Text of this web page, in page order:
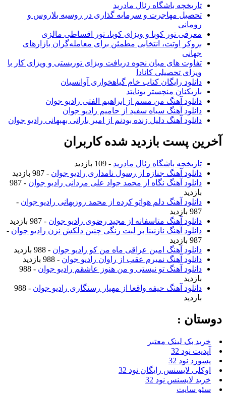
تاریخچه باشگاه رئال مادرید
تحصیل مهاجرت و سرمایه گذاری در روسیه بلاروس و
رومانی
معرفی تور کوبا و ویزای کوبا، تور اقساطی مالزی
بروکر اوتت، انتخابی مطمئن برای معامله‌گران بازارهای
جهانی
تفاوت های میان نحوه دریافت ویزای توریستی و ویزای کار با
ویزای تحصیلی کانادا
دانلود رایگان کتاب خام گیاهخواری آوانسیان
بازیکنان منچستر یونایتد
دانلود آهنگ من مسم از ابراهیم الفتی رادیو جوان
دانلود آهنگ سیاه سفید از حامیم رادیو جوان
دانلود آهنگ دلیل زنده بودنم از امیر بارانی بهبهانی رادیو جوان
آخرین پست بازدید شده کاربران
تاریخچه باشگاه رئال مادرید - 109 بازدید
دانلود آهنگ جنازه از رسول نامداری رادیو جوان - 987 بازدید
دانلود آهنگ نگاه از محمد جواد علی مردانی رادیو جوان
- 987
بازدید
دانلود آهنگ دلم هواتو کرده از محمد روزبهانی رادیو جوان -
987 بازدید
دانلود آهنگ متاسفانه از مجید رضوی رادیو جوان - 987 بازدید
دانلود آهنگ نازنینا بر لبت رنگی چنین دلکش نزن رادیو جوان -
987 بازدید
دانلود آهنگ امین عراقی ماه من کو رادیو جوان - 988 بازدید
دانلود آهنگ نمیرم عقب از راوان رادیو جوان - 988 بازدید
دانلود آهنگ تو نیستی و من هنوز عاشقم رادیو جوان
- 988
بازدید
دانلود آهنگ حیفه واقعا از مهیار رستگاری رادیو جوان
- 988
بازدید
دوستان :
خرید بک لینک معتبر
آپدیت نود 32
پسورد نود 32
اوکلی لایسنس رایگان نود 32
خرید لایسنس نود 32
سئو سایت